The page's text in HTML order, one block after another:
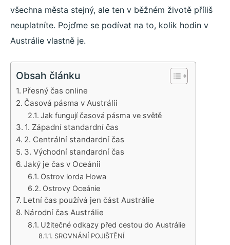
všechna města stejný, ale ten v běžném životě příliš
neuplatníte. Pojďme se podívat na to, kolik hodin v
Austrálie vlastně je.
Obsah článku
Přesný čas online
Časová pásma v Austrálii
Jak fungují časová pásma ve světě
1. Západní standardní čas
2. Centrální standardní čas
3. Východní standardní čas
Jaký je čas v Oceánii
Ostrov lorda Howa
Ostrovy Oceánie
Letní čas používá jen část Austrálie
Národní čas Austrálie
Užitečné odkazy před cestou do Austrálie
SROVNÁNÍ POJIŠTĚNÍ